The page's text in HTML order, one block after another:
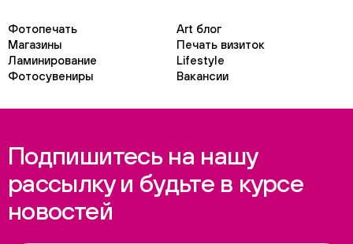
Фотопечать
Art блог
Магазины
Печать визиток
Ламинирование
Lifestyle
Фотосувениры
Вакансии
Подпишитесь на нашу
рассылку и будьте в курсе
новостей